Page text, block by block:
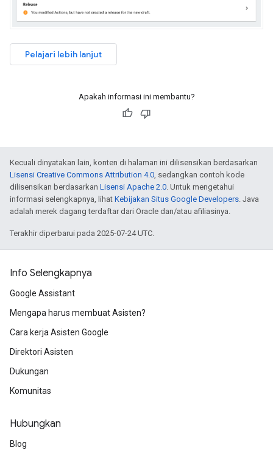
Pelajari lebih lanjut
Apakah informasi ini membantu?
Kecuali dinyatakan lain, konten di halaman ini dilisensikan berdasarkan
Lisensi Creative Commons Attribution 4.0, sedangkan contoh kode
dilisensikan berdasarkan Lisensi Apache 2.0. Untuk mengetahui
informasi selengkapnya, lihat Kebijakan Situs Google Developers. Java
adalah merek dagang terdaftar dari Oracle dan/atau afiliasinya.
Terakhir diperbarui pada 2025-07-24 UTC.
Info Selengkapnya
Google Assistant
Mengapa harus membuat Asisten?
Cara kerja Asisten Google
Direktori Asisten
Dukungan
Komunitas
Hubungkan
Blog